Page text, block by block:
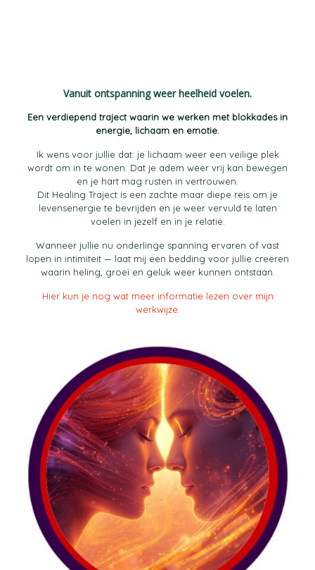
Vanuit ontspanning weer heelheid voelen.
Een verdiepend traject waarin we werken met blokkades in
energie, lichaam en emotie.
Ik wens voor jullie dat: je lichaam weer een veilige plek
wordt om in te wonen. Dat je adem weer vrij kan bewegen
en je hart mag rusten in vertrouwen.
Dit Healing Traject is een zachte maar diepe reis om je
levensenergie te bevrijden en je weer vervuld te laten
voelen in jezelf en in je relatie.
Wanneer jullie nu onderlinge spanning ervaren of vast
lopen in intimiteit — laat mij een bedding voor jullie creëren
waarin heling, groei en geluk weer kunnen ontstaan.
Hier kun je nog wat meer informatie lezen over mijn
werkwijze.